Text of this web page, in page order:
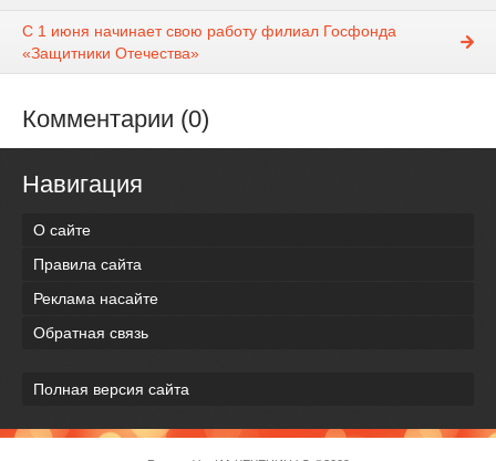
С 1 июня начинает свою работу филиал Госфонда
«Защитники Отечества»
Комментарии (0)
Навигация
О сайте
Правила сайта
Реклама насайте
Обратная связь
Полная версия сайта